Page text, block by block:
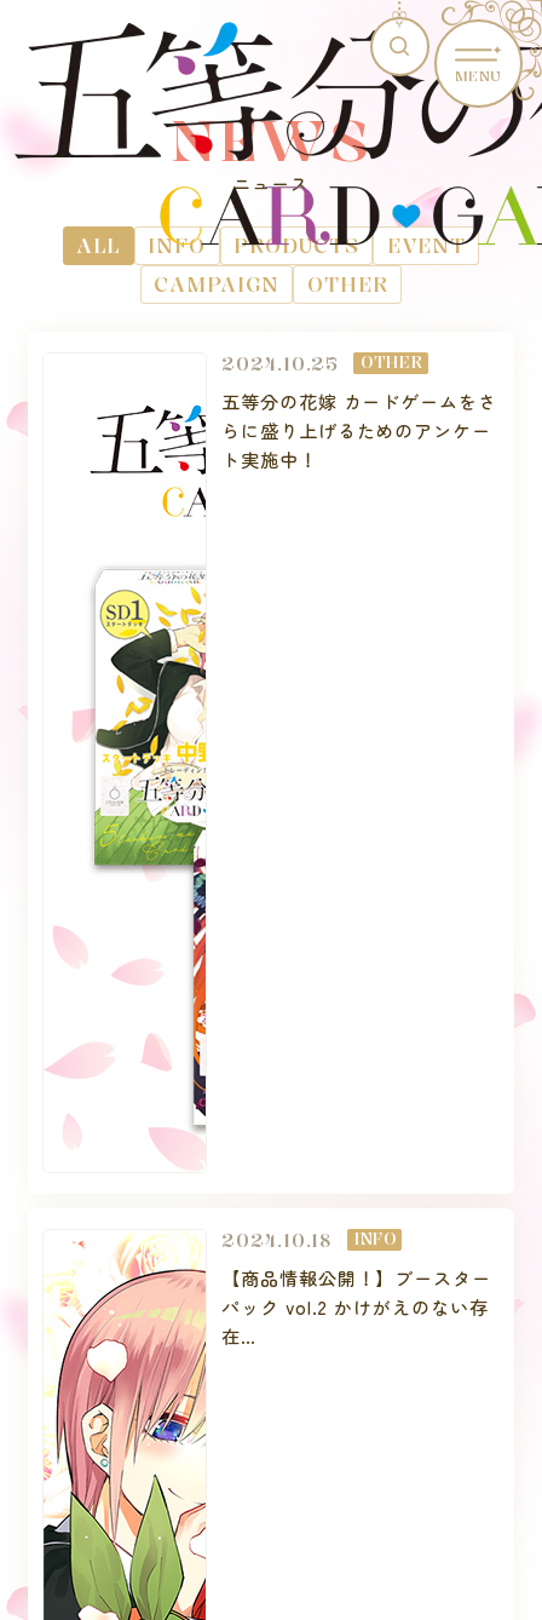
MENU
NEWS
ニュース
ALL INFO PRODUCTS
EVENT
CAMPAIGN
OTHER
2024.10.25 OTHER
五等分の花嫁 カードゲームをさ
らに盛り上げるためのアンケー
ト実施中！
2024.10.18 INFO
【商品情報公開！】ブースター
パック vol.2 かけがえのない存
在